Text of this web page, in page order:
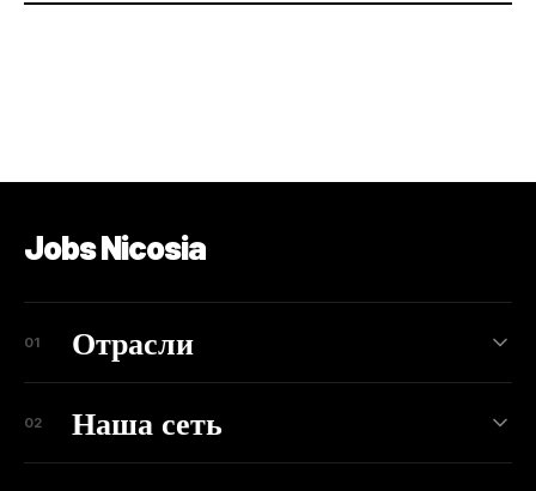
Jobs Nicosia
01 Отрасли
02 Наша сеть